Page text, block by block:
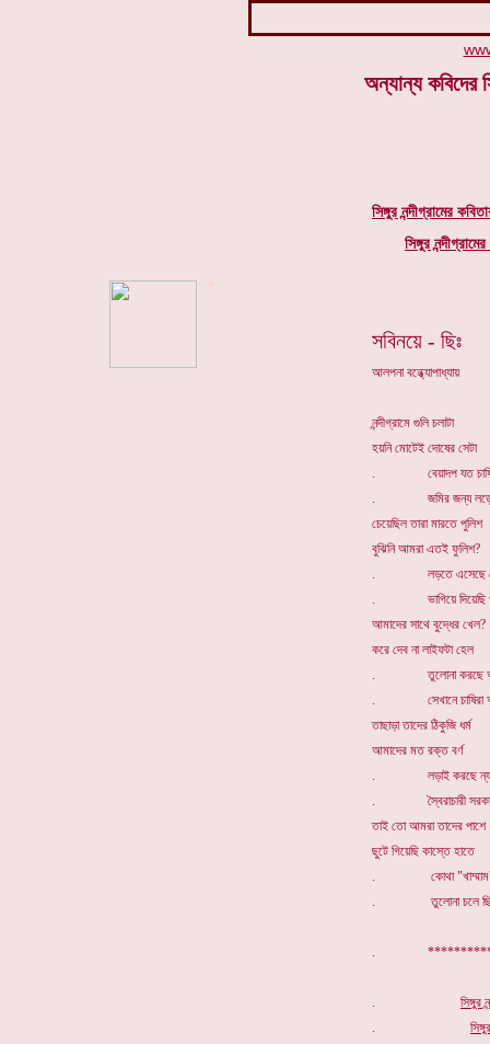
সবিনয়ে - ছিঃ
আলপনা বন্ধ্যোপাধ্যায়
নন্দীগ্রামে গুলি চলাটা
হয়নি মোটেই দোষের সেটা
. বেয়াদপ যত চাষির
. জমির জন্য লড়েনি
চেয়েছিল তারা মারতে পুলিশ
বুঝিনি আমরা এতই ফুলিশ?
. লড়তে এসেছে
. ভাগিয়ে দিয়েছি
আমাদের সাথে বুদ্ধের খেল?
করে দেব না লাইফটা হেল
. তুলোনা করছে
. সেখানে চাষিরা
তাছাড়া তাদের ঠিকুজি ধর্ম
আমাদের মত রক্ত বর্ণ
. লড়াই করছে ন্যায্য
. স্বৈরাচারী সরকার
তাই তো আমরা তাদের পাশে
ছুটে গিয়েছি কাস্তে হাতে
. কোথা "খাম্মাম"
. তুলোনা চলে ছিঃ
.
. সিঙ্গুর
. সিঙ্গুর
অন্যান্য কবিদের
সিঙ্গুরনন্দীগ্রামের
সিঙ্গুরনন্দীগ্রামের